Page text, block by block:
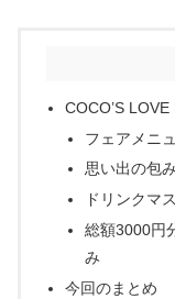
COCO’S LOVE
フェアメニ
思い出の包
ドリンクマ
総額3000円
み
今回のまとめ